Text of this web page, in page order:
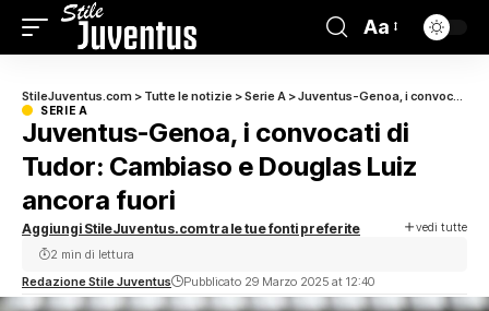
Aa
StileJuventus.com > Tutte le notizie >Serie A >Juventus-Genoa, i convocati di Tudor: Cambiaso e Douglas Luiz ancora fuori
SERIE A
Juventus-Genoa, i convocati di
Tudor: Cambiaso e Douglas Luiz
ancora fuori
Aggiungi StileJuventus.com tra le tue fonti preferite vedi tutte
Redazione Stile Juventus Pubblicato 29 Marzo 2025 at 12:40
2 min di lettura